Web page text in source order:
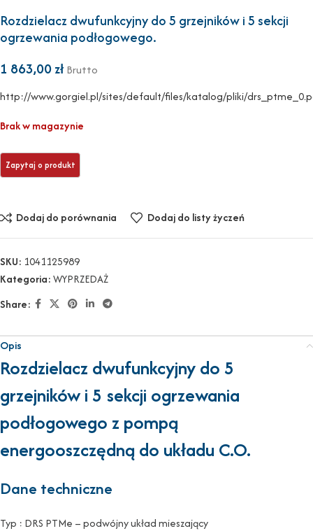
Rozdzielacz dwufunkcyjny do 5 grzejników i 5 sekcji
ogrzewania podłogowego.
1 863,00zł Brutto
http://www.gorgiel.pl/sites/default/files/katalog/pliki/
Brak w magazynie
Dodaj do porównania Dodaj do listy życzeń
SKU: 1041125989
Kategoria:WYPRZEDAŻ
Share:
Opis
Rozdzielacz dwufunkcyjny do 5
grzejników i 5 sekcji ogrzewania
podłogowego z pompą
energooszczędną do układu C.O.
Dane techniczne
Typ : DRS PTMe – podwójny układ mieszający